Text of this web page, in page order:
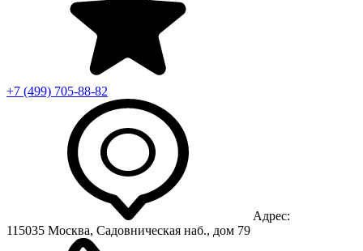
+7 (499) 705-88-82
Адрес:
115035 Москва, Садовническая наб., дом 79